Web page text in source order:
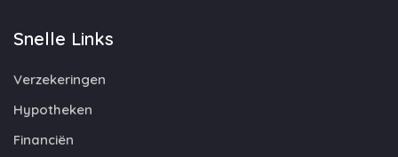
Snelle Links
Verzekeringen
Hypotheken
Financiën